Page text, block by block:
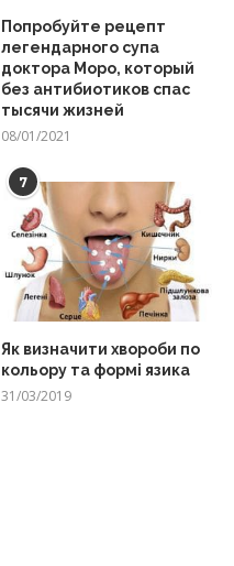
Попробуйте рецепт
легендарного супа
доктора Моро, который
без антибиотиков спас
тысячи жизней
08/01/2021
7
Як визначити хвороби по
кольору та формі язика
31/03/2019